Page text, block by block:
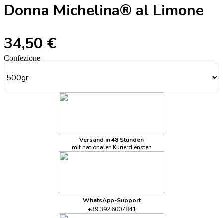
Donna Michelina® al Limone
34,50 €
Confezione
Versand in 48 Stunden
mit nationalen Kurierdiensten
WhatsApp-Support
+39 392 6007841